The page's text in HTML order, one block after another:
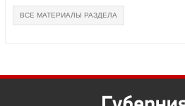
ВСЕ МАТЕРИАЛЫ РАЗДЕЛА